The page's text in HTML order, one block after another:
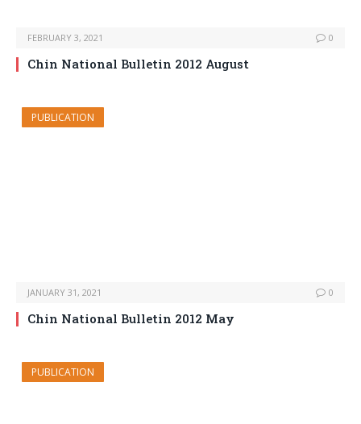
FEBRUARY 3, 2021 0
Chin National Bulletin 2012 August
PUBLICATION
JANUARY 31, 2021 0
Chin National Bulletin 2012 May
PUBLICATION